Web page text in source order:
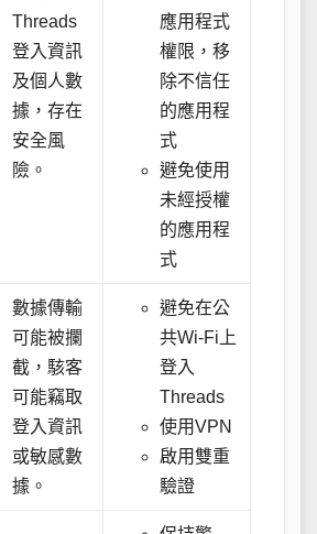
Threads
登入資訊
及個人數
據，存在
安全風
險。
應用程式
權限，移
除不信任
的應用程
式
避免使用
未經授權
的應用程
式
數據傳輸
可能被攔
截，駭客
可能竊取
登入資訊
或敏感數
據。
避免在公
共Wi-Fi上
登入
Threads
使用VPN
啟用雙重
驗證